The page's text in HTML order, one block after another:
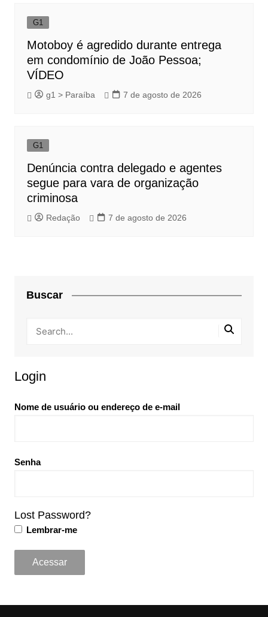
G1
Motoboy é agredido durante entrega
em condomínio de João Pessoa;
VÍDEO
g1 > Paraíba 7 de agosto de 2026
G1
Denúncia contra delegado e agentes
segue para vara de organização
criminosa
Redação 7 de agosto de 2026
Buscar
Login
Nome de usuário ou endereço de e-mail
Senha
Lost Password?
Lembrar-me